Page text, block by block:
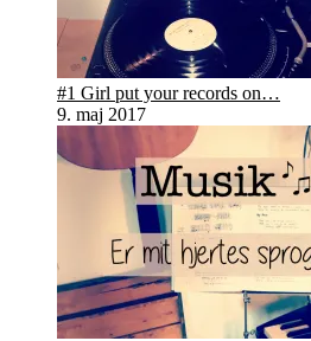
#1 Girl put your records on…
9. maj 2017